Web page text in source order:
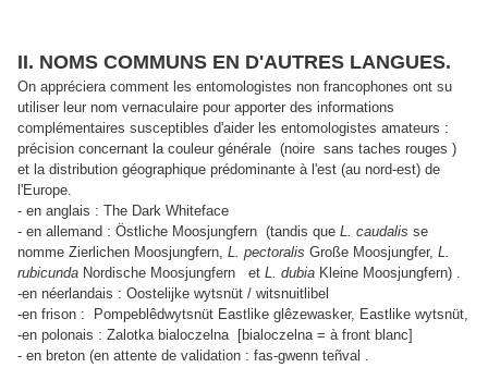
II. NOMS COMMUNS EN D'AUTRES LANGUES.
On appréciera comment les entomologistes non francophones ont su
utiliser leur nom vernaculaire pour apporter des informations
complémentaires susceptibles d'aider les entomologistes amateurs :
précision concernant la couleur générale (noire sans taches rouges )
et la distribution géographique prédominante à l'est (au nord-est) de
l'Europe.
- en anglais : The Dark Whiteface
- en allemand : Östliche Moosjungfern (tandis que L. caudalis se
nomme Zierlichen Moosjungfern, L. pectoralis Große Moosjungfer, L.
rubicunda Nordische Moosjungfern et L. dubia Kleine Moosjungfern) .
-en néerlandais : Oostelijke wytsnüt / witsnuitlibel
-en frison : Pompeblêdwytsnüt Eastlike glêzewasker, Eastlike wytsnüt,
-en polonais : Zalotka bialoczelna [bialoczelna = à front blanc]
- en breton (en attente de validation : fas-gwenn teñval .